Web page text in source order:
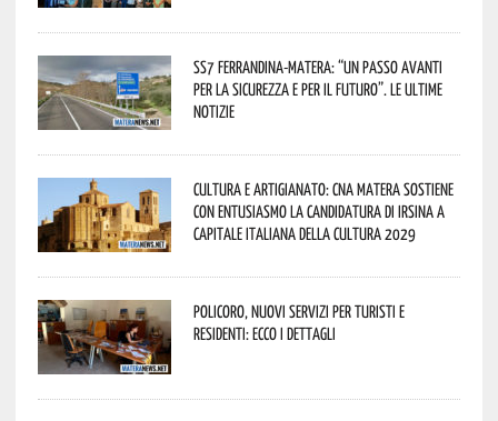
SS7 Ferrandina-Matera: “Un passo avanti
per la sicurezza e per il futuro”. Le ultime
notizie
Cultura e Artigianato: CNA Matera sostiene
con entusiasmo la candidatura di Irsina a
Capitale Italiana della Cultura 2029
Policoro, nuovi servizi per turisti e
residenti: ecco i dettagli